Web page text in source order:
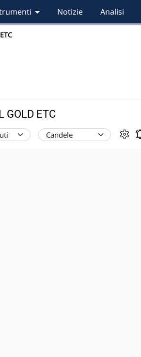
Notizie Analisi
GOLD ETC